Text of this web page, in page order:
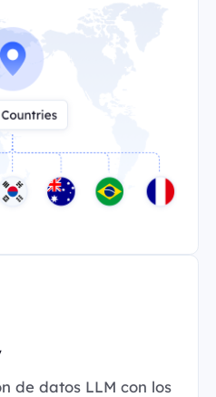
de datos LLM con los